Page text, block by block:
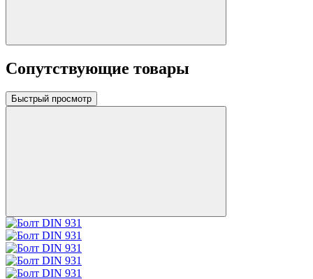
Сопутствующие товары
Быстрый просмотр